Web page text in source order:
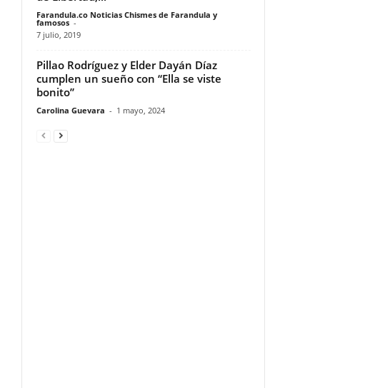
Farandula.co Noticias Chismes de Farandula y
famosos -
7 julio, 2019
Pillao Rodríguez y Elder Dayán Díaz
cumplen un sueño con “Ella se viste
bonito”
Carolina Guevara - 1 mayo, 2024